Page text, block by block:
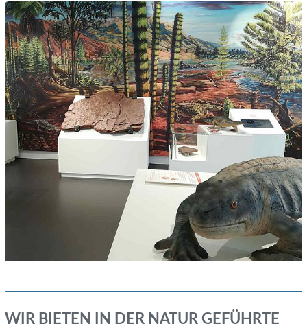
WIR BIETEN IN DER NATUR GEFÜHRTE